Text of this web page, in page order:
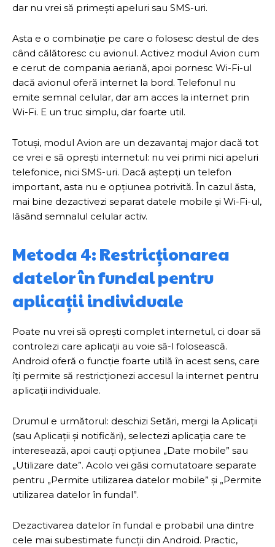
dar nu vrei să primești apeluri sau SMS-uri.
Asta e o combinație pe care o folosesc destul de des
când călătoresc cu avionul. Activez modul Avion cum
e cerut de compania aeriană, apoi pornesc Wi-Fi-ul
dacă avionul oferă internet la bord. Telefonul nu
emite semnal celular, dar am acces la internet prin
Wi-Fi. E un truc simplu, dar foarte util.
Totuși, modul Avion are un dezavantaj major dacă tot
ce vrei e să oprești internetul: nu vei primi nici apeluri
telefonice, nici SMS-uri. Dacă aștepți un telefon
important, asta nu e opțiunea potrivită. În cazul ăsta,
mai bine dezactivezi separat datele mobile și Wi-Fi-ul,
lăsând semnalul celular activ.
Metoda 4: Restricționarea
datelor în fundal pentru
aplicații individuale
Poate nu vrei să oprești complet internetul, ci doar să
controlezi care aplicații au voie să-l folosească.
Android oferă o funcție foarte utilă în acest sens, care
îți permite să restricționezi accesul la internet pentru
aplicații individuale.
Drumul e următorul: deschizi Setări, mergi la Aplicații
(sau Aplicații și notificări), selectezi aplicația care te
interesează, apoi cauți opțiunea „Date mobile” sau
„Utilizare date”. Acolo vei găsi comutatoare separate
pentru „Permite utilizarea datelor mobile” și „Permite
utilizarea datelor în fundal”.
Dezactivarea datelor în fundal e probabil una dintre
cele mai subestimate funcții din Android. Practic,